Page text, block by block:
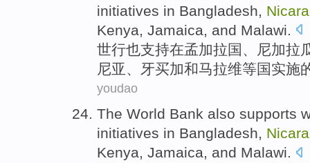
initiatives in Bangladesh
Kenya
Jamaica and Malawi
世行也支持在孟加拉国
尼加拉
尼亚
牙买加和马拉维等国实施
youdao
The World Bank also supports
initiatives in Bangladesh,
Kenya, Jamaica, and Malawi.